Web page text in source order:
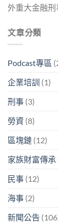
外重大金融
文章分類
Podcast專區
企業培訓 (1)
刑事 (3)
勞資 (8)
區塊鏈 (12)
家族財富傳承
民事 (12)
海事 (2)
新聞公告